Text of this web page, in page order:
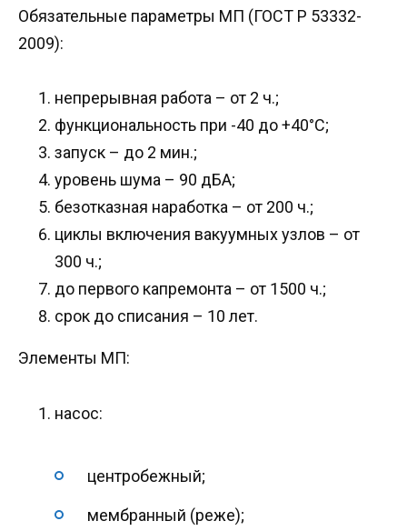
Обязательные параметры МП (ГОСТ Р 53332-
2009):
непрерывная работа – от 2 ч.;
функциональность при -40 до +40°C;
запуск – до 2 мин.;
уровень шума – 90 дБА;
безотказная наработка – от 200 ч.;
циклы включения вакуумных узлов – от
300 ч.;
до первого капремонта – от 1500 ч.;
срок до списания – 10 лет.
Элементы МП:
насос:
центробежный;
мембранный (реже);